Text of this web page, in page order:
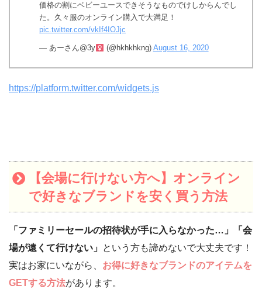
価格の割にベビーユースできそうなものでけしからんでし
た。久々服のオンライン購入で大満足！
pic.twitter.com/vkIf4IOJjc
— あーさん@3y (@hkhkhkng) August 16, 2020
https://platform.twitter.com/widgets.js
【会場に行けない方へ】オンライン
で好きなブランドを安く買う方法
「ファミリーセールの招待状が手に入らなかった…」「会
場が遠くて行けない」 という方も諦めないで大丈夫です！
実はお家にいながら、 お得に好きなブランドのアイテムを
GETする方法があります。